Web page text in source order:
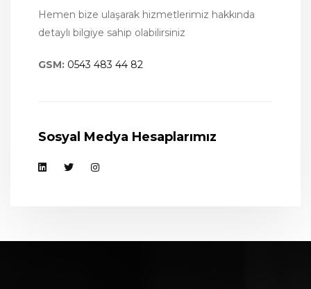
Hemen bize ulaşarak hizmetlerimiz hakkında
detaylı bilgiye sahip olabilirsiniz
GSM: 0543 483 44 82
Sosyal Medya Hesaplarımız